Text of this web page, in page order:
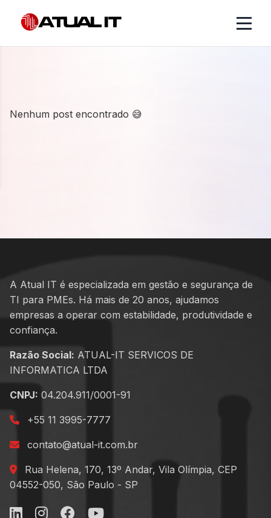
Nenhum post encontrado 😅
A Atual IT é especializada em gestão e segurança de
TI para PMEs. Há mais de 20 anos, ajudamos
empresas a operar com estabilidade, produtividade e
confiança.
Razão Social: ATUAL-IT SERVICOS DE
INFORMATICA LTDA
CNPJ: 04.204.911/0001-91
+55 11 3995-7777
contato@atual-it.com.br
Rua Helena, 170, 13º Andar, Vila Olímpia, CEP
04552-050, São Paulo - SP